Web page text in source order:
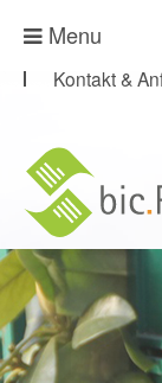
Menu
Presse-Abo
Kontakt &